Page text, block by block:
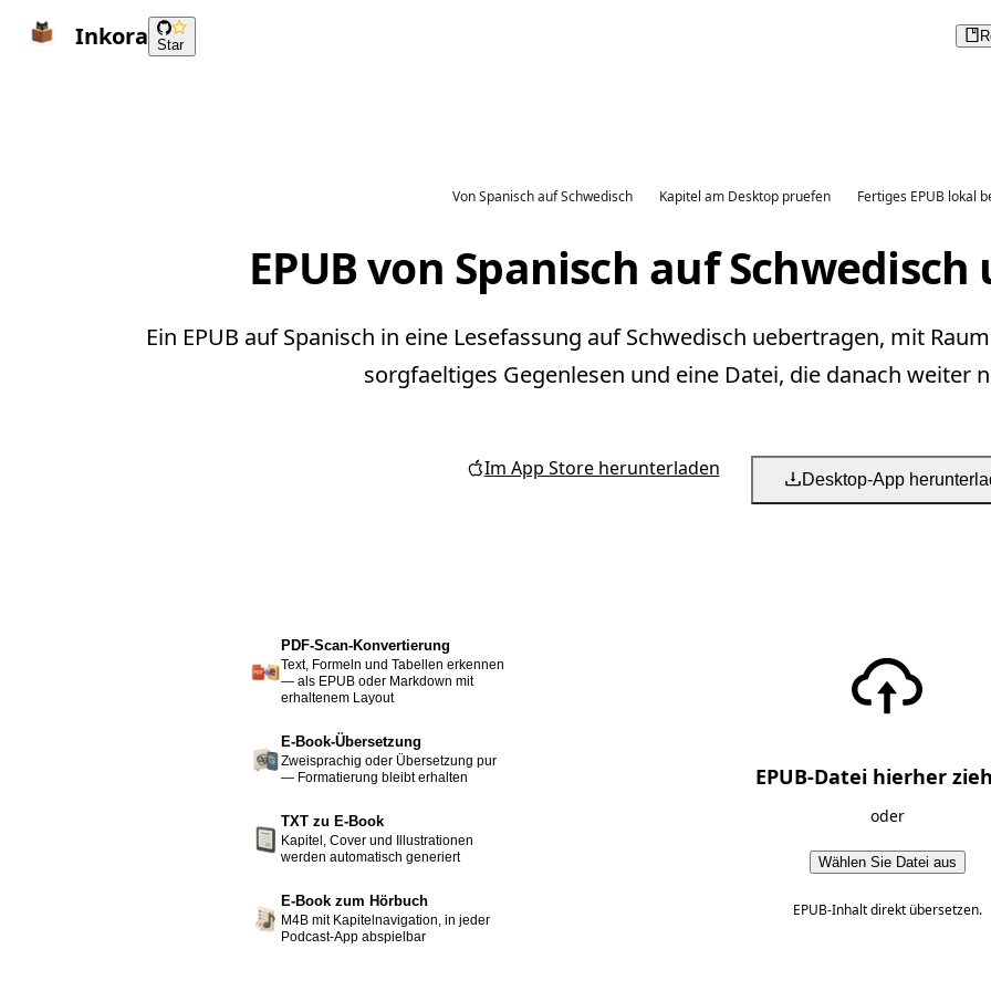
Inkora Star
Von Spanisch auf Schwedisch Kapitel am Desktop pruefen Fertiges EPUB lokal
EPUB von Spanisch auf
Ein EPUB auf Spanisch in eine Lesefassung auf Schwedisch uebertragen, mit
sorgfaeltiges Gegenlesen und eine Datei, die danach weiter
Im App Store herunterladen Desktop-App
PDF-Scan-Konvertierung
Text, Formeln und Tabellen erkennen
— als EPUB oder Markdown mit
erhaltenem Layout
E-Book-Übersetzung
Zweisprachig oder Übersetzung pur
— Formatierung bleibt erhalten
TXT zu E-Book
Kapitel, Cover und Illustrationen
werden automatisch generiert
E-Book zum Hörbuch
M4B mit Kapitelnavigation, in jeder
Podcast-App abspielbar
EPUB-Datei hierher
oder
Wählen Sie Datei aus
EPUB-Inhalt direkt übersetzen.